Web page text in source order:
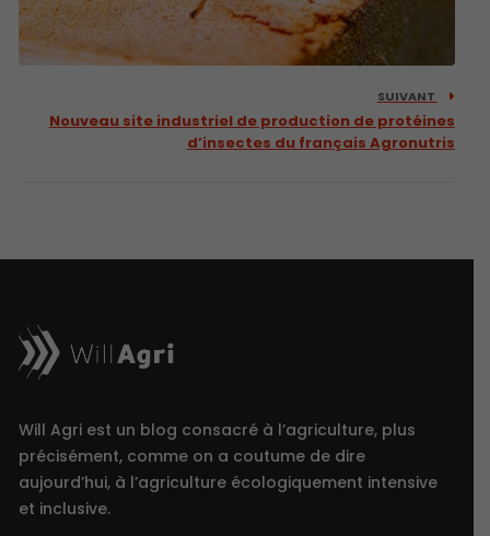
SUIVANT
Nouveau site industriel de production de protéines
d’insectes du français Agronutris
Will Agri est un blog consacré à l’agriculture, plus
précisément, comme on a coutume de dire
aujourd’hui, à l’agriculture écologiquement intensive
et inclusive.